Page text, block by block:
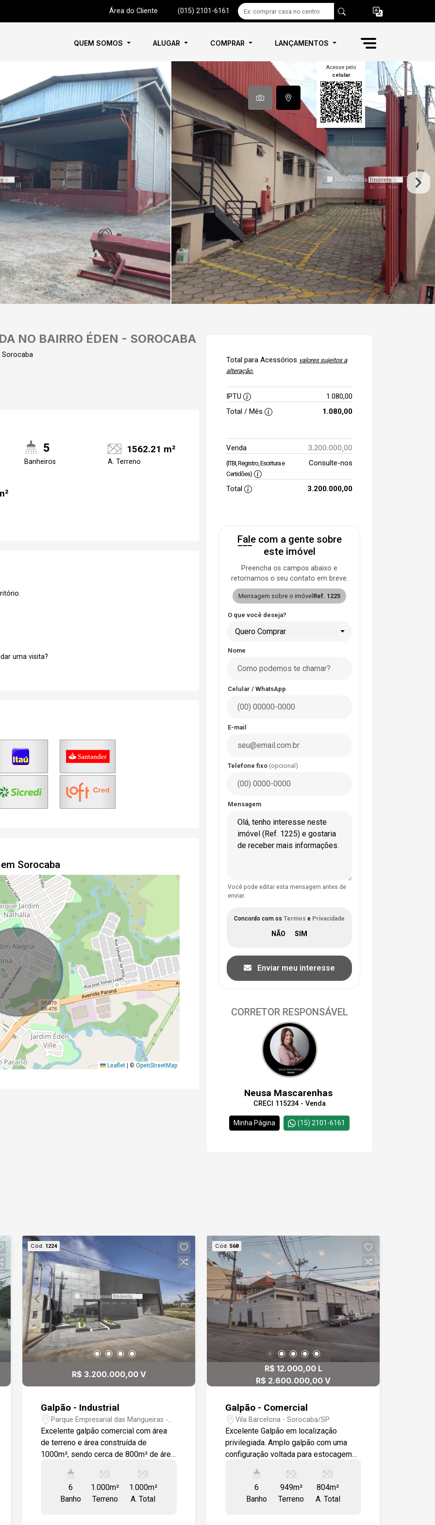
Área do Cliente (015) 2101-6161
QUEM SOMOS ALUGAR COMPRAR LANÇAMENTOS
Acesse pelo
celular
NO BAIRRO ÉDEN - SOROCABA
Sorocaba
5
Banheiros
1562.21 m²
A. Terreno
uma visita?
Sorocaba
Leaflet | © OpenStreetMap
Total para Acessórios valores sujeitos a
alteração.
IPTU
1.080,00
Total / Mês
1.080,00
Venda 3.200.000,00
(ITBI, Registro, Escritura e
Certidões)
Consulte-nos
Total 3.200.000,00
Fale com a gente sobre
este imóvel
Preencha os campos abaixo e
retornamos o seu contato em breve.
Mensagem sobre o imóvel Ref. 1225
O que você deseja?
Quero Comprar
Nome
Celular / WhatsApp
E-mail
Telefone fixo (opcional)
Mensagem
Você pode editar esta mensagem antes de
enviar.
Concordo com os Termos e Privacidade
Enviar meu interesse
CORRETOR RESPONSÁVEL
Neusa Mascarenhas
CRECI 115234 - Venda
Minha Página (15) 2101-6161
Cód. 1224
R$ 3.200.000,00 V
Galpão - Industrial
Parque Empresarial das Mangueiras -
Sorocaba/SP
Excelente galpão comercial com área
de terreno e área construída de
1000m², sendo cerca de 800m² de área
administrativa que é composta de
vestiários masculino e feminino e
recepção no térreo. No piso superior
6
Banho
1.000m²
Terreno
1.000m²
A. Total
Cód. 568
R$ 12.000,00 L
R$ 2.600.000,00 V
Galpão - Comercial
Vila Barcelona - Sorocaba/SP
Excelente Galpão em localização
privilegiada. Amplo galpão com uma
configuração voltada para estocagem
pavimentos, com doca de carga e
descarga e elevador de carga com
capacidade de 500kg. Em ótima
6
Banho
949m²
Terreno
804m²
A. Total